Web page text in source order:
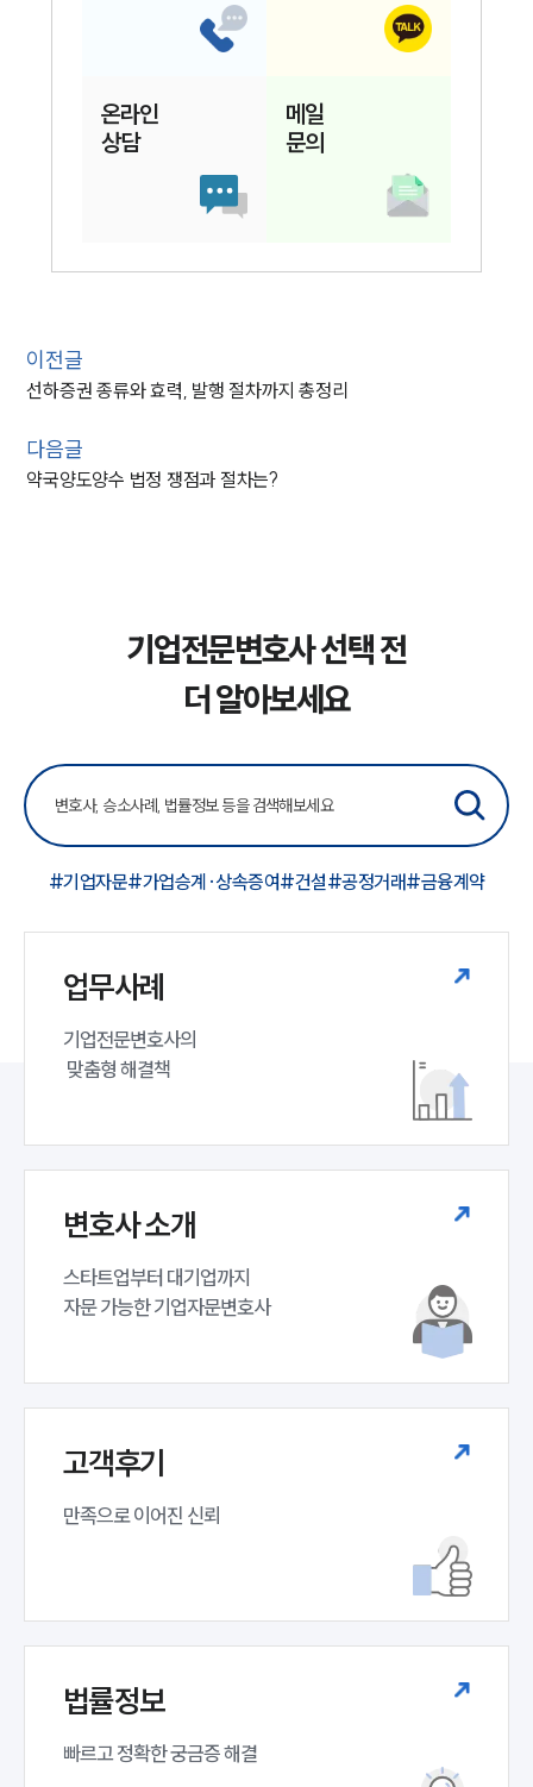
온라인
상담
메일
문의
이전글
선하증권 종류와 효력, 발행 절차까지 총정리
다음글
약국양도양수 법정 쟁점과 절차는?
기업전문변호사 선택 전
더 알아보세요
#기업자문#가업승계·상속증여#건설#공정거래#금융계약
업무사례
기업전문변호사의
맞춤형 해결책
변호사 소개
스타트업부터 대기업까지
자문 가능한 기업자문변호사
고객후기
만족으로 이어진 신뢰
법률정보
빠르고 정확한 궁금증 해결